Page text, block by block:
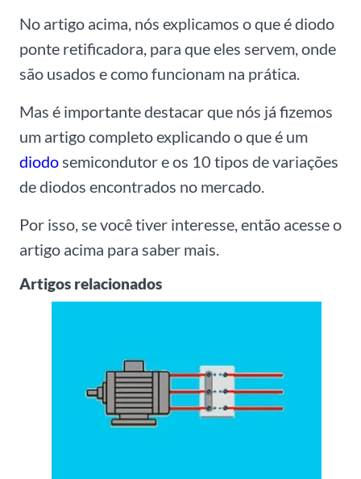
No artigo acima, nós explicamos o que é diodo
ponte retificadora, para que eles servem, onde
são usados e como funcionam na prática.
Mas é importante destacar que nós já fizemos
um artigo completo explicando o que é um
diodosemicondutor e os 10 tipos de variações
de diodos encontrados no mercado.
Por isso, se você tiver interesse, então acesse o
artigo acima para saber mais.
Artigos relacionados